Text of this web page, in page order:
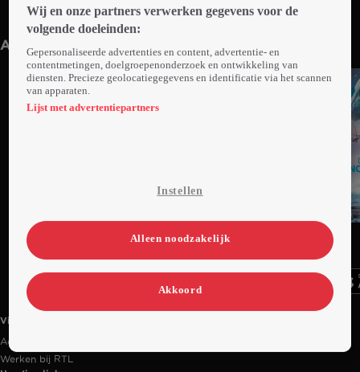
Trailer: Vader Met Vier Kinderen En De
Anderen kijken ook
naar
programma
Trailer
Videoland useful links.
Videoland
Actiecode
Werken bij RTL
Wij en onze partners verwerken gegevens voor de
volgende doeleinden:
Gepersonaliseerde advertenties en content, advertentie- en
contentmetingen, doelgroepenonderzoek en ontwikkeling van
diensten. Precieze geolocatiegegevens en identificatie via het scannen
van apparaten.
Lijst met advertentiepartners
Instellen
Alleen noodzakelijk
Akkoord